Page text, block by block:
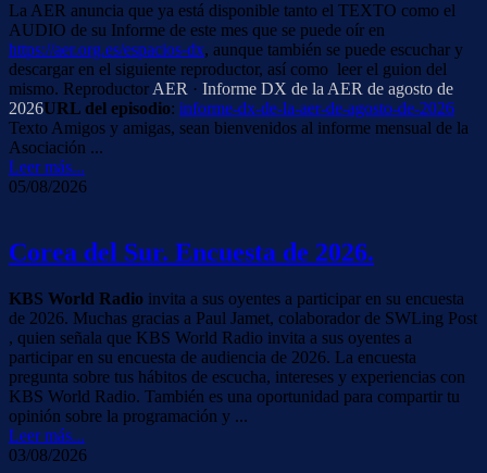
La AER anuncia que ya está disponible tanto el TEXTO como el
AUDIO de su Informe de este mes que se puede oír en
https://aer.org.es/espacios-dx, aunque también se puede escuchar y
descargar en el siguiente reproductor, así como leer el guion del
mismo. Reproductor AER · Informe DX de la AER de agosto de
2026URL del episodio: informe-dx-de-la-aer-de-agosto-de-2026
Texto Amigos y amigas, sean bienvenidos al informe mensual de la
Asociación ...
Leer más...
05/08/2026
Corea del Sur. Encuesta de 2026.
KBS World Radio invita a sus oyentes a participar en su encuesta
de 2026. Muchas gracias a Paul Jamet, colaborador de SWLing Post
, quien señala que KBS World Radio invita a sus oyentes a
participar en su encuesta de audiencia de 2026. La encuesta
pregunta sobre tus hábitos de escucha, intereses y experiencias con
KBS World Radio. También es una oportunidad para compartir tu
opinión sobre la programación y ...
Leer más...
03/08/2026